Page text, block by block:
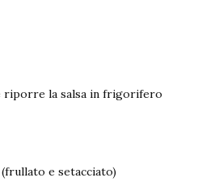
la salsa in frigorifero
e setacciato)